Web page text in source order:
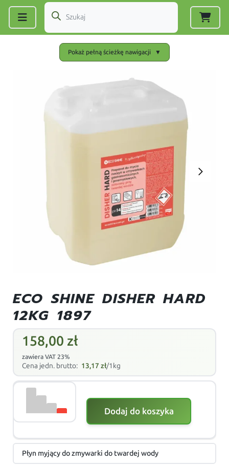
Pokaż pełną ścieżkę nawigacji ▼
ECO SHINE DISHER HARD
12KG 1897
158,00 zł
zawiera VAT 23%
Cena jedn. brutto: 13,17zł/1kg
Dodaj do koszyka
Płyn myjący do zmywarki do twardej wody